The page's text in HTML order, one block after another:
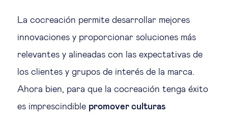
La cocreación permite desarrollar mejores
innovaciones y proporcionar soluciones más
relevantes y alineadas con las expectativas de
los clientes y grupos de interés de la marca.
Ahora bien, para que la cocreación tenga éxito
es imprescindible promover culturas